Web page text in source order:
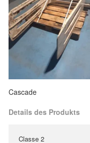
Cascade
Details des Produkts
Classe 2